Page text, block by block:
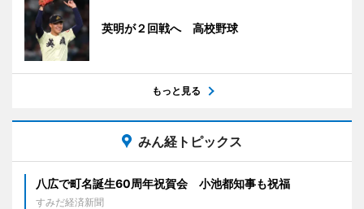
英明が２回戦へ 高校野球
もっと見る
みん経トピックス
八広で町名誕生60周年祝賀会 小池都知事も祝福
すみだ経済新聞